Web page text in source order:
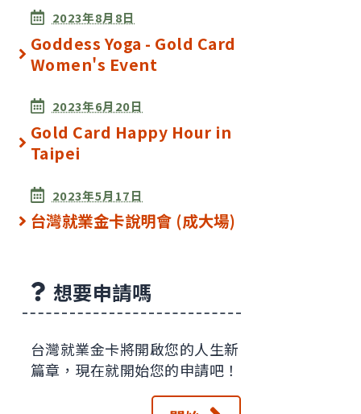
2023年8月8日
Goddess Yoga - Gold Card
Women's Event
2023年6月20日
Gold Card Happy Hour in
Taipei
2023年5月17日
台灣就業金卡說明會 (成大場)
想要申請嗎
台灣就業金卡將開啟您的人生新
篇章，現在就開始您的申請吧！